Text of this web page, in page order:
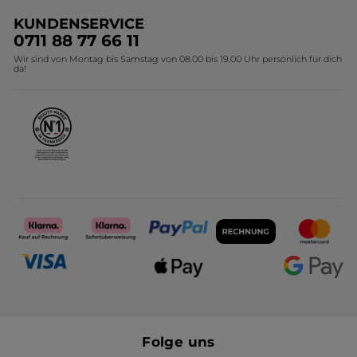
Geschenkideen Yves Rocher
Kollektion Monoi Yves Rocher
Umweltstiftung YR
Affiliate Programm
KUNDENSERVICE
0711 88 77 66 11
Wir sind von Montag bis Samstag von 08.00 bis 19.00 Uhr persönlich für dich
da!
Folge uns